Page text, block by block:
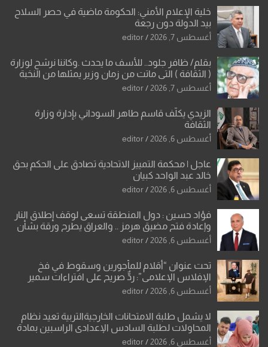
خلية الإعلام الأمني: الحكومة ماضية في حصر السلاح
بيد الدولة دون رجعة
أغسطس 7, 2026 editor
بقلم/ ظافر جلود.. للأسف ما يحدث .وكاننا نرشح لوزارة
( الثقافة ) التي ماتت من زمان وزير يمثلها من النخبة
والإرث العظيم للثقافة العراقية..
أغسطس 7, 2026 editor
الزيدي يكلّف قاسم طاهر السوداني بإدارة وزارة
الثقافة
أغسطس 6, 2026 editor
عاجل | محكمة التمييز الاتحادية تصادق على الحكم بحق
خالد عبد الواحد كبيان
أغسطس 6, 2026 editor
فؤاد حسين : دول المنطقة تسعى لوقف إطلاق النار
وإعادة فتح مضيق هرمز .. والعراق يطرح ورقة بشأن
تحولات القدس
أغسطس 6, 2026 editor
تحت عنوان “أقلام للمأجورين وسقوط في فخ
الإفلاس الإعلامي”: ردٌّ صريح على افتراءات سمير
الشكرجي
أغسطس 6, 2026 editor
لا يشمل طلبة الامتحانات الخارجيةالتربية تعيد نظام
المحاولات لطلبة السادس الإعدادي الراسبين بمادة
أو مادتين
أغسطس 6, 2026 editor